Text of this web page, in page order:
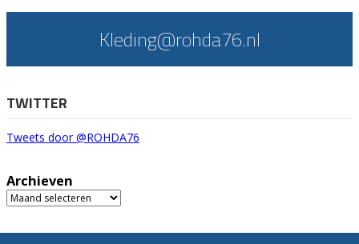
Kleding@rohda76.nl
TWITTER
Tweets door @ROHDA76
Archieven
Archieven